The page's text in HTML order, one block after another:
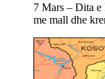
7 Mars – Dita e
me mall dhe